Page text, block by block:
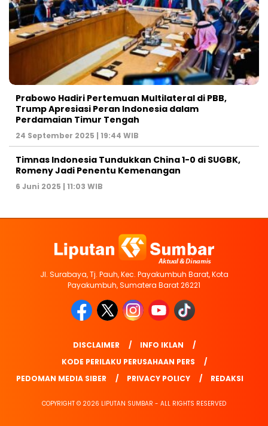
Prabowo Hadiri Pertemuan Multilateral di PBB,
Trump Apresiasi Peran Indonesia dalam
Perdamaian Timur Tengah
24 September 2025 | 19:44 WIB
Timnas Indonesia Tundukkan China 1-0 di SUGBK,
Romeny Jadi Penentu Kemenangan
6 Juni 2025 | 11:03 WIB
Jl. Surabaya, Tj. Pauh, Kec. Payakumbuh Barat, Kota
Payakumbuh, Sumatera Barat 26221
DISCLAIMER
INFO IKLAN
KODE PERILAKU PERUSAHAAN PERS
PEDOMAN MEDIA SIBER
PRIVACY POLICY REDAKSI
COPYRIGHT © 2026 LIPUTAN SUMBAR - ALL RIGHTS RESERVED